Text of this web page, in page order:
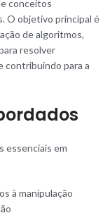
conceitos
O objetivo principal é
de algoritmos,
resolver
contribuindo para a
essenciais em
à manipulação